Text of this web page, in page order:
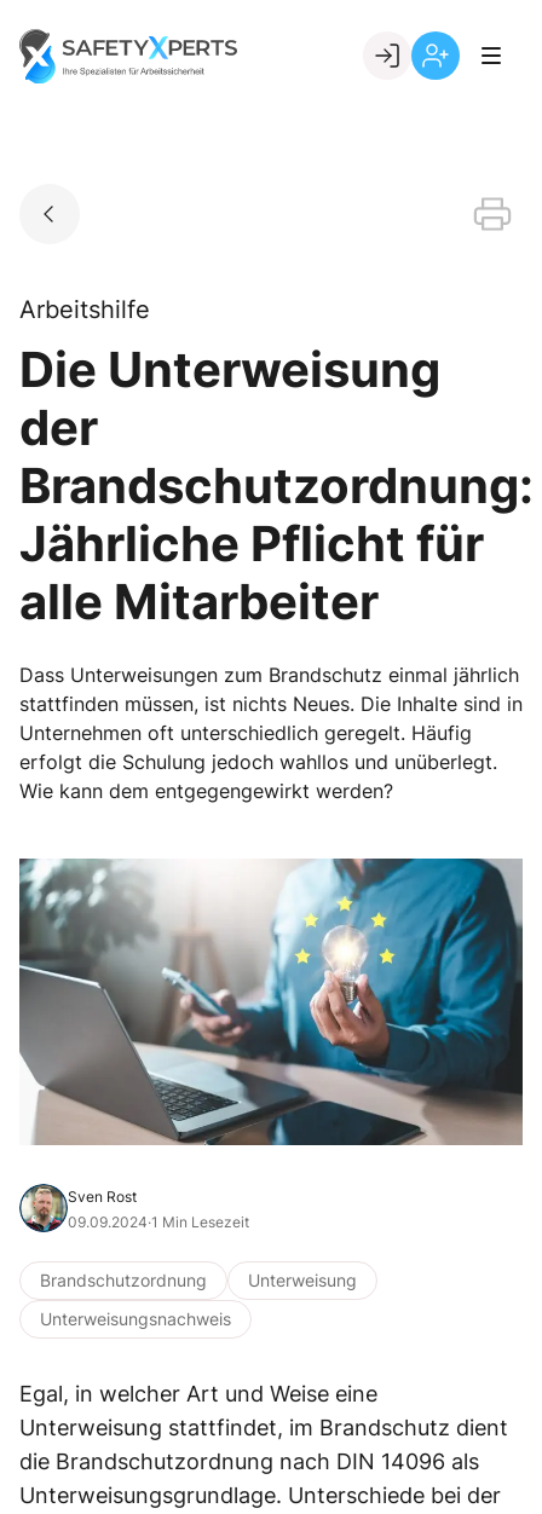
content
Go to landing page.
Arbeitshilfe
Die Unterweisung
der
Brandschutzordnung:
Jährliche Pflicht für
alle Mitarbeiter
Dass Unterweisungen zum Brandschutz einmal jährlich
stattfinden müssen, ist nichts Neues. Die Inhalte sind in
Unternehmen oft unterschiedlich geregelt. Häufig
erfolgt die Schulung jedoch wahllos und unüberlegt.
Wie kann dem entgegengewirkt werden?
Sven Rost
09.09.2024·1 Min Lesezeit
Brandschutzordnung
Unterweisung
Unterweisungsnachweis
Egal, in welcher Art und Weise eine
Unterweisung stattfindet, im Brandschutz dient
die Brandschutzordnung nach DIN 14096 als
Unterweisungsgrundlage. Unterschiede bei der